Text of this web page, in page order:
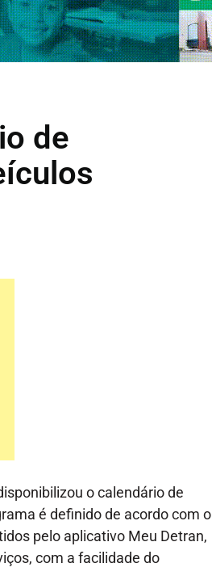
de
o calendário de
é definido de acordo com o
pelo aplicativo Meu Detran,
com a facilidade do